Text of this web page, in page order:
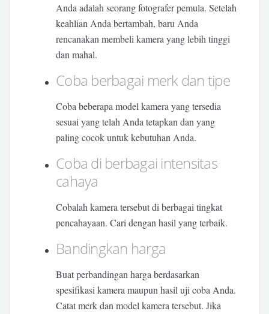
Anda adalah seorang fotografer pemula. Setelah
keahlian Anda bertambah, baru Anda
rencanakan membeli kamera yang lebih tinggi
dan mahal.
Coba berbagai merk dan tipe
Coba beberapa model kamera yang tersedia
sesuai yang telah Anda tetapkan dan yang
paling cocok untuk kebutuhan Anda.
Coba di berbagai intensitas
cahaya
Cobalah kamera tersebut di berbagai tingkat
pencahayaan. Cari dengan hasil yang terbaik.
Bandingkan harga
Buat perbandingan harga berdasarkan
spesifikasi kamera maupun hasil uji coba Anda.
Catat merk dan model kamera tersebut. Jika